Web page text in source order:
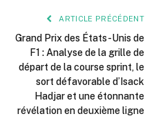
ARTICLE PRÉCÉDENT
Grand Prix des États-Unis de
F1 : Analyse de la grille de
départ de la course sprint, le
sort défavorable d’Isack
Hadjar et une étonnante
révélation en deuxième ligne